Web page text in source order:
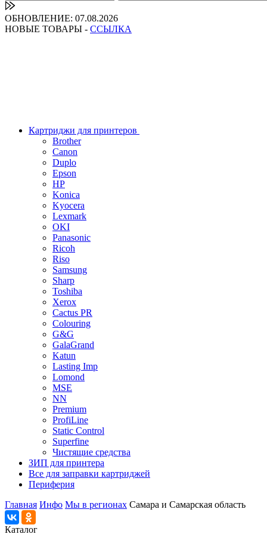
ОБНОВЛЕНИЕ: 07.08.2026
НОВЫЕ ТОВАРЫ - ССЫЛКА
Картриджи для принтеров
Brother
Canon
Duplo
Epson
HP
Konica
Kyocera
Lexmark
OKI
Panasonic
Ricoh
Riso
Samsung
Sharp
Toshiba
Xerox
Cactus PR
Colouring
G&G
GalaGrand
Katun
Lasting Imp
Lomond
MSE
NN
Premium
ProfiLine
Static Control
Superfine
Чистящие средства
ЗИП для принтера
Все для заправки картриджей
Периферия
Главная Инфо Мы в регионах Самара и Самарская область
Каталог